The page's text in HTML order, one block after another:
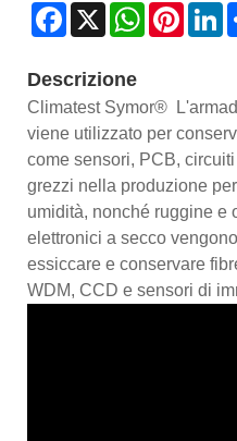
Facebook
X WhatsApp
Descrizione
Climatest Symor®
viene utilizzato per
come sensori, PCB,
grezzi nella produzione
umidità, nonché ruggine e
elettronici a secco
essiccare e conservare
WDM, CCD e sensori di